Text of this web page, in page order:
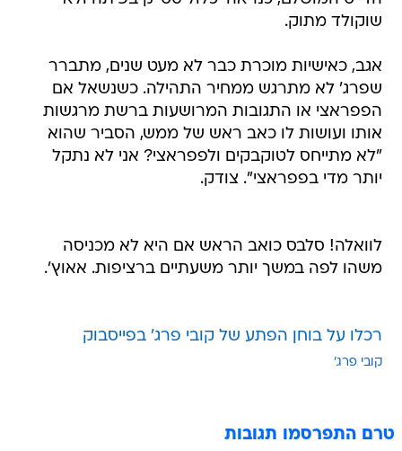
שוקולד מתוק.
אגב, כאישיות מוכרת כבר לא מעט שנים, מתברר
שפרג' לא מתרגש ממחיר התהילה. כשנשאל אם
הפפראצי או התגובות המרושעות ברשת מרגשות
אותו ועושות לו כאב ראש של ממש, הסביר שהוא
"לא מתייחס לטוקבקים ולפפראצי? אני לא נתקל
יותר מדי בפפראצי". צודק.
לוואלה! סלבס כואב הראש אם היא לא מכניסה
משהו לפה במשך יותר משעתיים ברציפות. אאוץ'.
רכלו על בוחן הפתע של קובי פרג' בפייסבוק
קובי פרג'
טרם התפרסמו תגובות